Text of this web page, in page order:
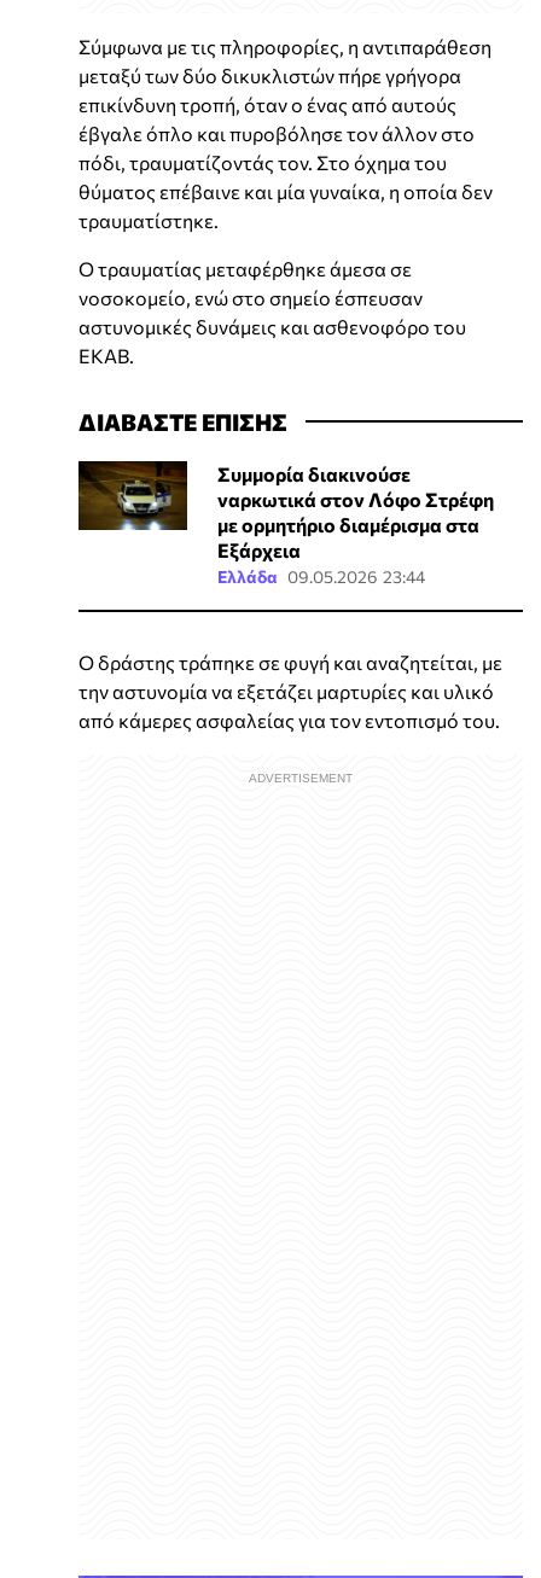
Σύμφωνα με τις πληροφορίες, η αντιπαράθεση
μεταξύ των δύο δικυκλιστών πήρε γρήγορα
επικίνδυνη τροπή, όταν ο ένας από αυτούς
έβγαλε όπλο και πυροβόλησε τον άλλον στο
πόδι, τραυματίζοντάς τον. Στο όχημα του
θύματος επέβαινε και μία γυναίκα, η οποία δεν
τραυματίστηκε.
Ο τραυματίας μεταφέρθηκε άμεσα σε
νοσοκομείο, ενώ στο σημείο έσπευσαν
αστυνομικές δυνάμεις και ασθενοφόρο του
ΕΚΑΒ.
ΔΙΑΒΑΣΤΕ ΕΠΙΣΗΣ
Συμμορία διακινούσε
ναρκωτικά στον Λόφο Στρέφη
με ορμητήριο διαμέρισμα στα
Εξάρχεια
Ελλάδα 09.05.2026 23:44
Ο δράστης τράπηκε σε φυγή και αναζητείται, με
την αστυνομία να εξετάζει μαρτυρίες και υλικό
από κάμερες ασφαλείας για τον εντοπισμό του.